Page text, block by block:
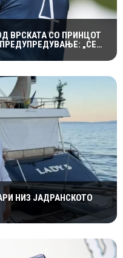
ВРСКАТА СО ПРИНЦОТ
„СЕ
НИЗ ЈАДРАНСКОТО